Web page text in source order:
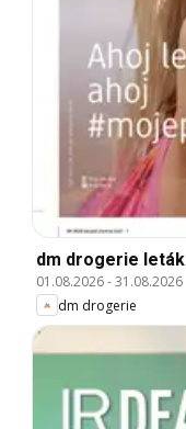
dm drogerie leták
01.08.2026-31.08.2026
dm drogerie